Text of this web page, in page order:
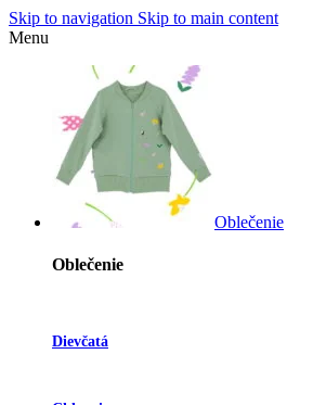
Skip to navigation Skip to main content
Menu
Oblečenie
Oblečenie
Dievčatá